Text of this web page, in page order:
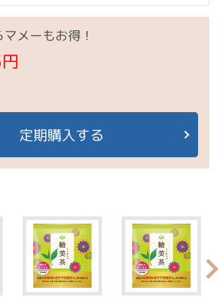
メーもお得！
定期購入する